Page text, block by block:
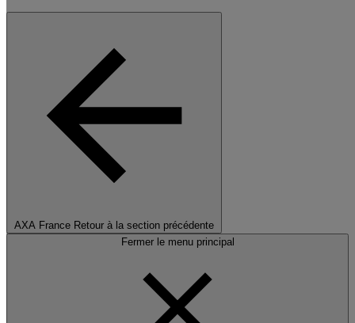
AXA France Retour à la section précédente
Fermer le menu principal